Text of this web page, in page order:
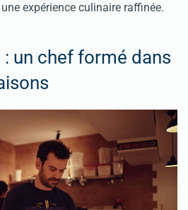
expérience culinaire raffinée.
un chef formé dans